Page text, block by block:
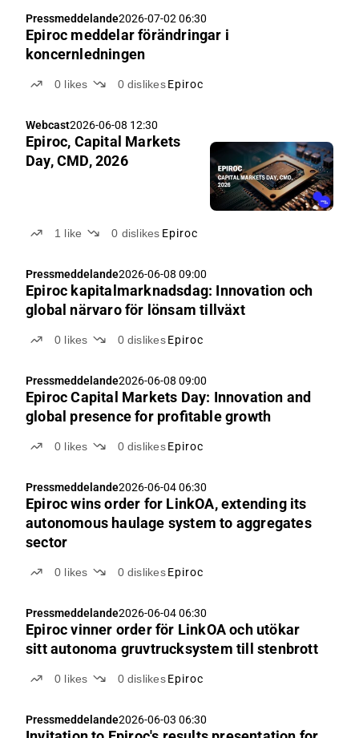
Pressmeddelande2026-07-02 06:30
Epiroc meddelar förändringar i
koncernledningen
0 likes 0 dislikes Epiroc
Webcast2026-06-08 12:30
Epiroc, Capital Markets
Day, CMD, 2026
1 like 0 dislikes Epiroc
Pressmeddelande2026-06-08 09:00
Epiroc kapitalmarknadsdag: Innovation och
global närvaro för lönsam tillväxt
0 likes 0 dislikes Epiroc
Pressmeddelande2026-06-08 09:00
Epiroc Capital Markets Day: Innovation and
global presence for profitable growth
0 likes 0 dislikes Epiroc
Pressmeddelande2026-06-04 06:30
Epiroc wins order for LinkOA, extending its
autonomous haulage system to aggregates
sector
0 likes 0 dislikes Epiroc
Pressmeddelande2026-06-04 06:30
Epiroc vinner order för LinkOA och utökar
sitt autonoma gruvtrucksystem till stenbrott
0 likes 0 dislikes Epiroc
Pressmeddelande2026-06-03 06:30